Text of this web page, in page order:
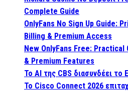
Complete Guide
OnlyFans No Sign Up Guide:
Billing & Premium Access
New OnlyFans Free:
& Premium Features
Το AI της CBS διασυνδέει το
Το Cisco Connect 2026